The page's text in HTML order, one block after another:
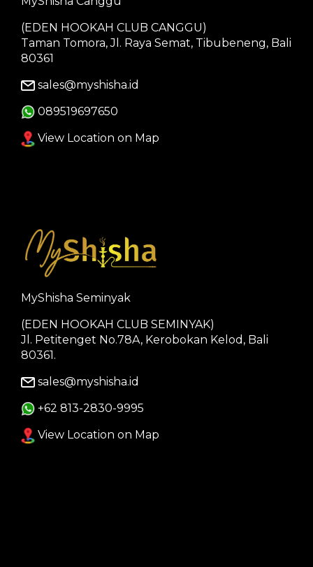
(EDEN HOOKAH CLUB CANGGU)
Taman Tomora, Jl. Raya Semat, Tibubeneng, Bali
80361
sales@myshisha.id
089519697650
View Location on Map
MyShisha Seminyak
(EDEN HOOKAH CLUB SEMINYAK)
Jl. Petitenget No.78A, Kerobokan Kelod, Bali
80361.
sales@myshisha.id
+62 813-2830-9995
View Location on Map